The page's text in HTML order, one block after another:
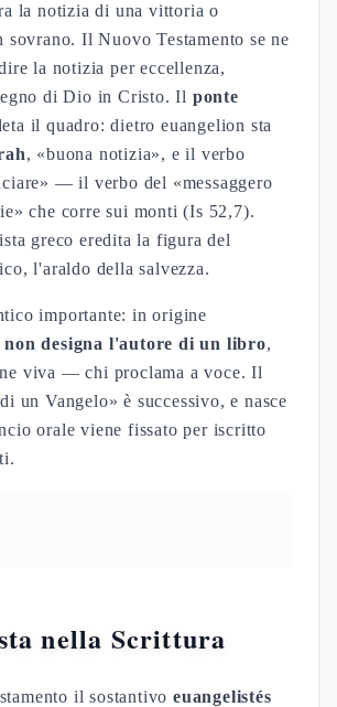
la notizia di una vittoria o
sovrano. Il Nuovo Testamento se ne
la notizia per eccellenza,
di Dio in Cristo. Il ponte
il quadro: dietro euangelion sta
, «buona notizia», e il verbo
— il verbo del «messaggero
che corre sui monti (Is 52,7).
greco eredita la figura del
l'araldo della salvezza.
importante: in origine
non designa l'autore di un libro,
viva — chi proclama a voce. Il
un Vangelo» è successivo, e nasce
orale viene fissato per iscritto
nella Scrittura
il sostantivo euangelistés